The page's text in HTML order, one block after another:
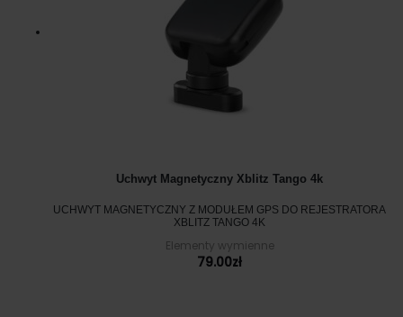
Uchwyt Magnetyczny Xblitz Tango 4k
UCHWYT MAGNETYCZNY Z MODUŁEM GPS DO REJESTRATORA
XBLITZ TANGO 4K
Elementy wymienne
79.00zł